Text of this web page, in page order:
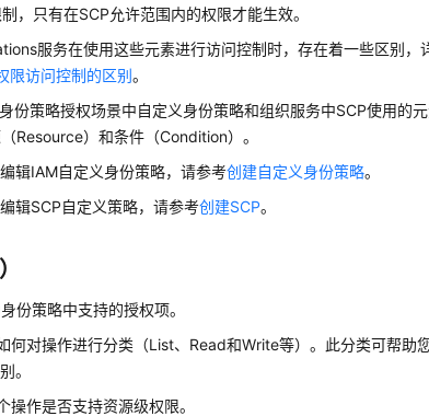
，只有在SCP允许范围内的权限才能生效。
服务在使用这些元素进行访问控制时，存在着一些区别，
限访问控制的区别。
份策略授权场景中自定义身份策略和组织服务中SCP使用的
Resource）和条件（Condition）。
辑IAM自定义身份策略，请参考创建自定义身份策略。
辑SCP自定义策略，请参考创建SCP。
份策略中支持的授权项。
何对操作进行分类（List、Read和Write等）。此分类可帮助
。
操作是否支持资源级权限。